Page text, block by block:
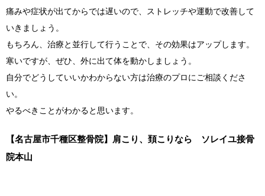
痛みや症状が出てからでは遅いので、ストレッチや運動で改善して
いきましょう。
もちろん、治療と並行して行うことで、その効果はアップします。
寒いですが、ぜひ、外に出て体を動かしましょう。
自分でどうしていいかわからない方は治療のプロにご相談くださ
い。
やるべきことがわかると思います。
【名古屋市千種区整骨院】肩こり、頚こりなら ソレイユ接骨
院本山